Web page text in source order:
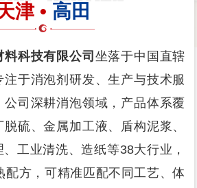
津 • 高田
科技有限公司 坐落于中国直辖
于消泡剂研发、生产与技术服
公司深耕消泡领域，产品体系覆
硫、金属加工液、盾构泥浆、
工业清洗、造纸等38大行业，
配方，可精准匹配不同工艺、体